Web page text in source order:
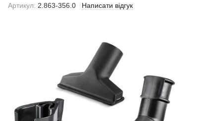
Артикул: 2.863-356.0 Написати відгук